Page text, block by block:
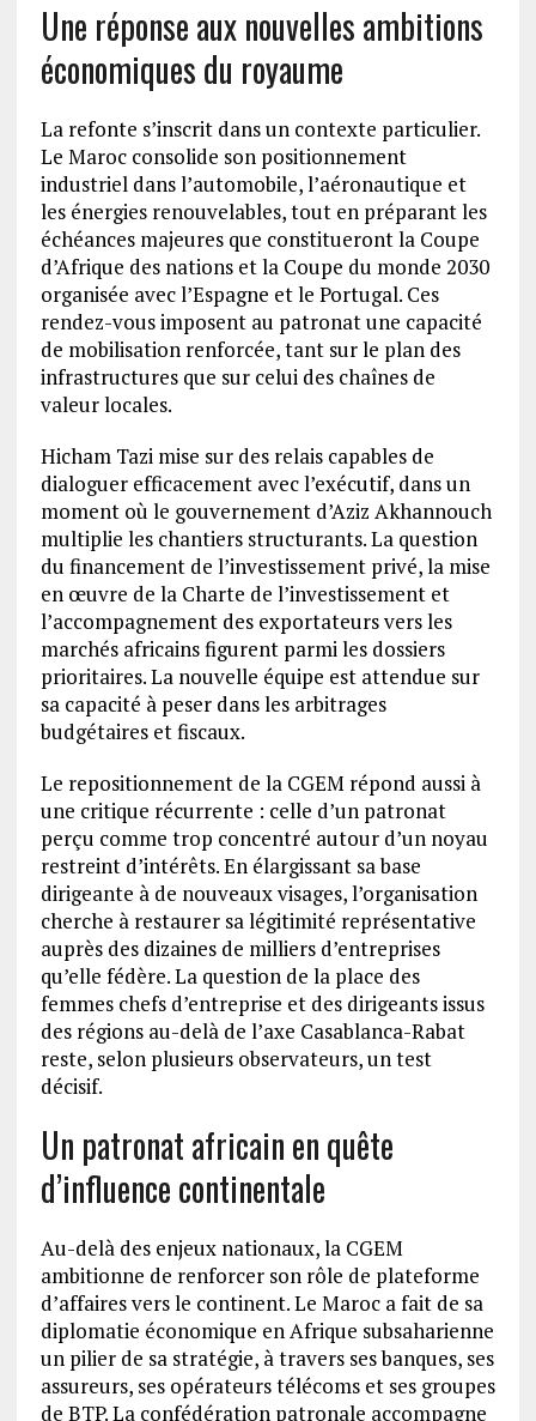
Une réponse aux nouvelles ambitions
économiques du royaume
La refonte s’inscrit dans un contexte particulier.
Le Maroc consolide son positionnement
industriel dans l’automobile, l’aéronautique et
les énergies renouvelables, tout en préparant les
échéances majeures que constitueront la Coupe
d’Afrique des nations et la Coupe du monde 2030
organisée avec l’Espagne et le Portugal. Ces
rendez-vous imposent au patronat une capacité
de mobilisation renforcée, tant sur le plan des
infrastructures que sur celui des chaînes de
valeur locales.
Hicham Tazi mise sur des relais capables de
dialoguer efficacement avec l’exécutif, dans un
moment où le gouvernement d’Aziz Akhannouch
multiplie les chantiers structurants. La question
du financement de l’investissement privé, la mise
en œuvre de la Charte de l’investissement et
l’accompagnement des exportateurs vers les
marchés africains figurent parmi les dossiers
prioritaires. La nouvelle équipe est attendue sur
sa capacité à peser dans les arbitrages
budgétaires et fiscaux.
Le repositionnement de la CGEM répond aussi à
une critique récurrente : celle d’un patronat
perçu comme trop concentré autour d’un noyau
restreint d’intérêts. En élargissant sa base
dirigeante à de nouveaux visages, l’organisation
cherche à restaurer sa légitimité représentative
auprès des dizaines de milliers d’entreprises
qu’elle fédère. La question de la place des
femmes chefs d’entreprise et des dirigeants issus
des régions au-delà de l’axe Casablanca-Rabat
reste, selon plusieurs observateurs, un test
décisif.
Un patronat africain en quête
d’influence continentale
Au-delà des enjeux nationaux, la CGEM
ambitionne de renforcer son rôle de plateforme
d’affaires vers le continent. Le Maroc a fait de sa
diplomatie économique en Afrique subsaharienne
un pilier de sa stratégie, à travers ses banques, ses
assureurs, ses opérateurs télécoms et ses groupes
de BTP. La confédération patronale accompagne